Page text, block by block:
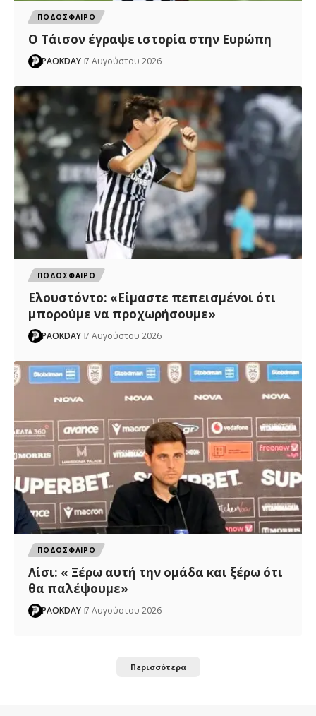
ΠΟΔΟΣΦΑΙΡΟ
Ο Τάισον έγραψε ιστορία στην Ευρώπη
PAOKDAY 7 Αυγούστου 2026
ΠΟΔΟΣΦΑΙΡΟ
Ελουστόντο: «Είμαστε πεπεισμένοι ότι
μπορούμε να προχωρήσουμε»
PAOKDAY 7 Αυγούστου 2026
ΠΟΔΟΣΦΑΙΡΟ
Λίσι: « Ξέρω αυτή την ομάδα και ξέρω ότι
θα παλέψουμε»
PAOKDAY 7 Αυγούστου 2026
Περισσότερα